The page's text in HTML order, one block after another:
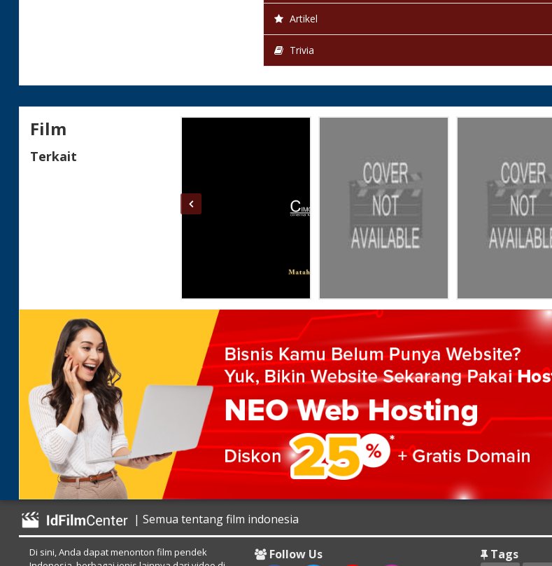
Artikel
Trivia
Film
Terkait
| Semua tentang film indonesia
Di sini, Anda dapat menonton film pendek
Follow Us Tags